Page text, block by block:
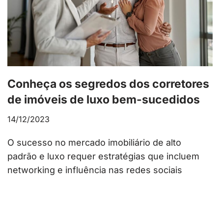
Conheça os segredos dos corretores
de imóveis de luxo bem-sucedidos
14/12/2023
O sucesso no mercado imobiliário de alto
padrão e luxo requer estratégias que incluem
networking e influência nas redes sociais